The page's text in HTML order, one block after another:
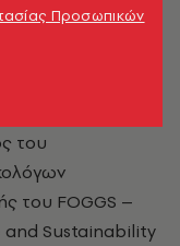
του
του FOGGS –
Sustainability
Προσωπικών